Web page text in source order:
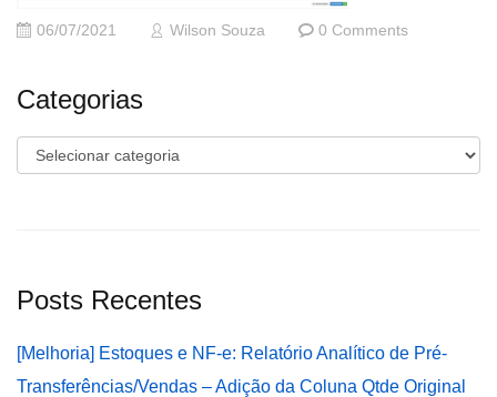
06/07/2021 Wilson Souza 0 Comments
Categorias
Categorias
Posts Recentes
[Melhoria] Estoques e NF-e: Relatório Analítico de Pré-
Transferências/Vendas – Adição da Coluna Qtde Original